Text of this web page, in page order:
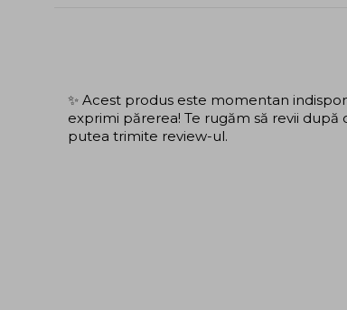
✨ Acest produs este momentan
exprimi părerea! Te rugăm să revii
putea trimite review-ul.